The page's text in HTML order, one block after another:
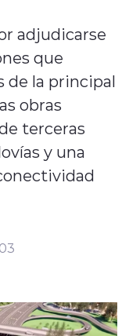
adjudicarse
que
de la principal
obras
terceras
y una